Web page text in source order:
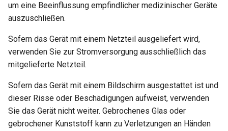
Anwendungen
System
nicht ordnungsgemäß
Hängt bei „Installing“
Hängt bei „Reverting“
während des Firmware-
Resets
VPN-Cascading aktivieren
WireGuard zum Schutz von
RDP von außerhalb des
Netzwerks verwenden
Konfigurationsdateien von
WireGuard-Dienstanbietern
abrufen
um eine Beeinflussung empfindlicher medizinischer Geräte
auszuschließen.
Sofern das Gerät mit einem Netzteil ausgeliefert wird,
verwenden Sie zur Stromversorgung ausschließlich das
mitgelieferte Netzteil.
Sofern das Gerät mit einem Bildschirm ausgestattet ist und
dieser Risse oder Beschädigungen aufweist, verwenden
Sie das Gerät nicht weiter. Gebrochenes Glas oder
gebrochener Kunststoff kann zu Verletzungen an Händen